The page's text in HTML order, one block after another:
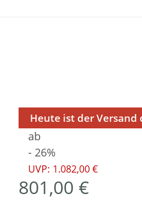
Heute ist der
ab
- 26%
UVP: 1.082,00 €
801,00 €